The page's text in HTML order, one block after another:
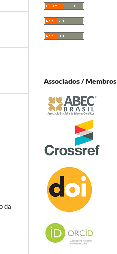
da
Associados / Membros